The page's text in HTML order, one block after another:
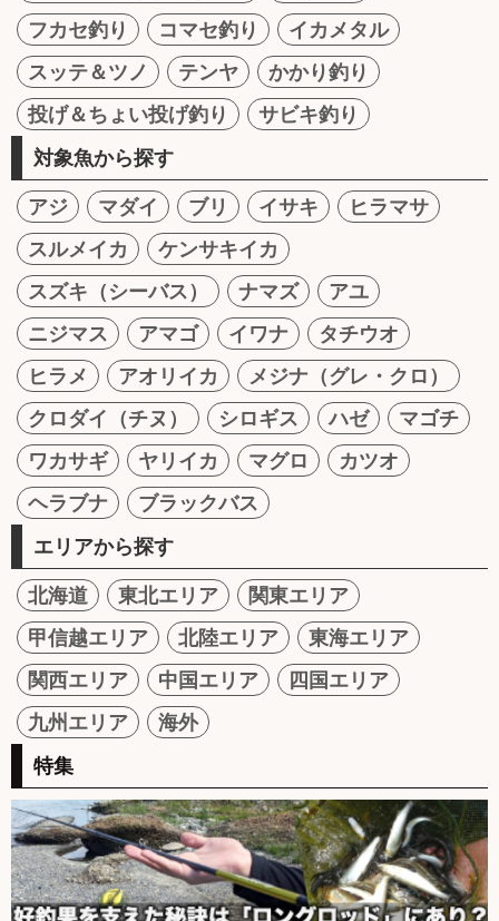
フカセ釣り
コマセ釣り
イカメタル
スッテ＆ツノ
テンヤ
かかり釣り
投げ＆ちょい投げ釣り
サビキ釣り
対象魚から探す
アジ マダイ ブリ イサキ
ヒラマサ
スルメイカ
ケンサキイカ
スズキ（シーバス）
ナマズ
アユ
ニジマス
アマゴ イワナ
タチウオ
ヒラメ
アオリイカ
メジナ（グレ・クロ）
クロダイ（チヌ）
シロギス ハゼ
マゴチ
ワカサギ
ヤリイカ マグロ
カツオ
ヘラブナ
ブラックバス
エリアから探す
北海道 東北エリア
関東エリア
甲信越エリア
北陸エリア
東海エリア
関西エリア
中国エリア
四国エリア
九州エリア
海外
特集